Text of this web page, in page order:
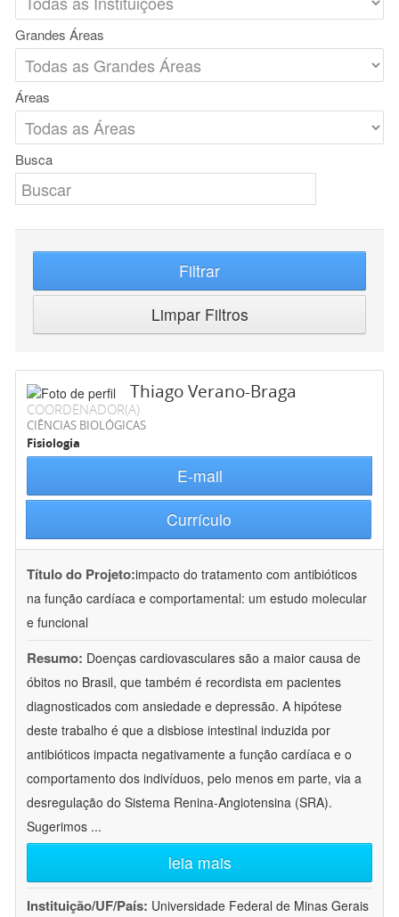
Grandes Áreas
Áreas
Busca
Filtrar
Limpar Filtros
Thiago Verano-Braga
COORDENADOR(A)
CIÊNCIAS BIOLÓGICAS
Fisiologia
E-mail
Currículo
Título do Projeto:impacto do tratamento com antibióticos
na função cardíaca e comportamental: um estudo molecular
e funcional
Resumo: Doenças cardiovasculares são a maior causa de
óbitos no Brasil, que também é recordista em pacientes
diagnosticados com ansiedade e depressão. A hipótese
deste trabalho é que a disbiose intestinal induzida por
antibióticos impacta negativamente a função cardíaca e o
comportamento dos indivíduos, pelo menos em parte, via a
desregulação do Sistema Renina-Angiotensina (SRA).
Sugerimos ...
leia mais
Instituição/UF/País: Universidade Federal de Minas Gerais